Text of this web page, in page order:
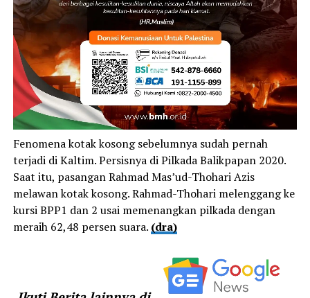
Fenomena kotak kosong sebelumnya sudah pernah
terjadi di Kaltim. Persisnya di Pilkada Balikpapan 2020.
Saat itu, pasangan Rahmad Mas’ud-Thohari Azis
melawan kotak kosong. Rahmad-Thohari melenggang ke
kursi BPP1 dan 2 usai memenangkan pilkada dengan
meraih 62,48 persen suara. (dra)